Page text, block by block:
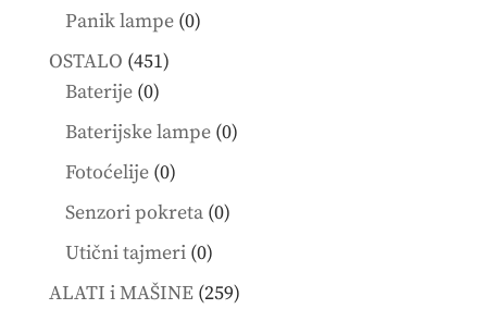
Panik lampe 00
OSTALO 451451
Baterije 00
products
Baterijske lampe 00
Fotoćelije 00
products
Senzori pokreta 00
Utični tajmeri 00
products
ALATI i MAŠINE 259259